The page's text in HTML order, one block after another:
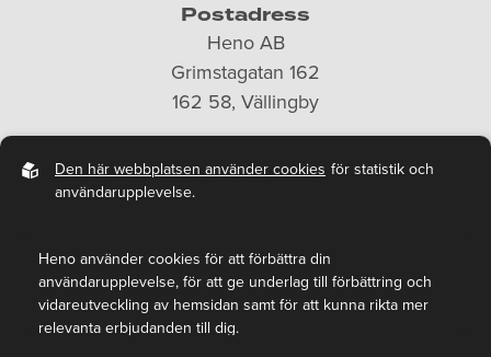
Postadress
Heno AB
Grimstagatan 162
162 58, Vällingby
08-15 11 75
heno@heno.se
Privacy Policies
Den här webbplatsen använder cookies för statistik och
användarupplevelse.
Heno använder cookies för att förbättra din
användarupplevelse, för att ge underlag till förbättring och
vidareutveckling av hemsidan samt för att kunna rikta mer
relevanta erbjudanden till dig.